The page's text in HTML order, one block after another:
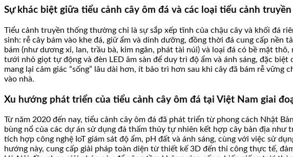
Sự khác biệt giữa tiểu cảnh cây ôm đá và các loại tiểu cảnh
Tiểu cảnh truyền thống thường chỉ là sự sắp xếp tĩnh của chậu cây và khối đá
sinh: rễ cây bám vào khe đá, giữ ẩm và dinh dưỡng, đồng thời đá cung cấp
bám (như dương xỉ, lan, trầu bà, kim ngân, phát tài núi) và loại đá có bề mặt
tưới nhỏ giọt tự động và đèn LED âm sàn để duy trì độ ẩm và ánh sáng, đặc
mang lại cảm giác “sống” lâu dài hơn, ít bảo trì hơn sau khi cây đã bám rễ vững
vào nhà.
Xu hướng phát triển của tiểu cảnh cây ôm đá tại Việt Nam giai
Từ năm 2020 đến nay, tiểu cảnh cây ôm đá đã phát triển từ phong cách Nhật
bùng nổ của các dự án sử dụng đá thấm thủy tự nhiên kết hợp cây bản địa
tích hợp công nghệ IoT giám sát độ ẩm, pH đất và ánh sáng, cùng với việc sử
hướng này, cung cấp giải pháp toàn diện từ thiết kế 3D đến thi công thực tế,